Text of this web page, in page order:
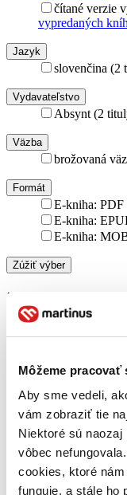
Môžeme pracovať
Aby sme vedeli,
vám zobraziť tie
Niektoré sú
vôbec
cookies, ktoré
funguje, a stále ho
čítané verzie
vypredaných kníh
Jazyk
slovenčina (2
Vydavateľstvo
Absynt (2
Väzba
brožovaná
Formát
E-kniha:
E-kniha:
E-kniha:
Zúžiť výber
Zoradiť
Bestsellery
Top hodnotené
Novinky
Najdrahšie
Najlacnejšie
Najvyššia zľava